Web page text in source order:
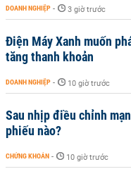
DOANH NGHIỆP - 3 giờ trước
Điện Máy Xanh muốn
tăng thanh khoản
DOANH NGHIỆP - 10 giờ trước
Sau nhịp điều chỉnh
phiếu nào?
CHỨNG KHOÁN - 10 giờ trước